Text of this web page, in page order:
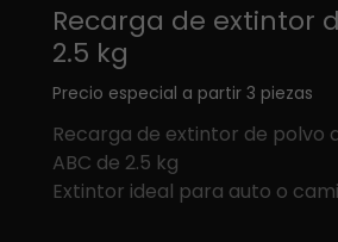
Recarga de extintor
2.5 kg
Precio especial a partir 3 piezas
Recarga de extintor de polvo
ABC de 2.5 kg
Extintor ideal para auto o